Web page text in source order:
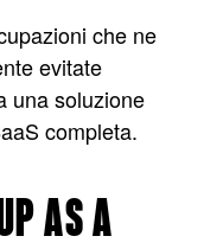
che ne
evitate
una soluzione
completa.
AS A